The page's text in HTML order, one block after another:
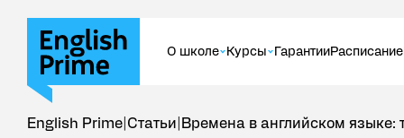
О школе
УЧЕБНАЯ ПРОГРАММА
Курсы
ДЛЯ КОМПАНИЙ КУРСЫ
ГарантииРасписание
English Prime Статьи Времена в английском языке: